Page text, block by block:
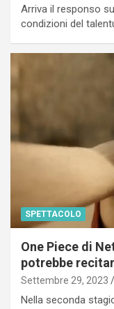
Arriva il responso
condizioni del
SPETTACOLO
One Piece di
potrebbe
Settembre 29, 2023
Nella seconda